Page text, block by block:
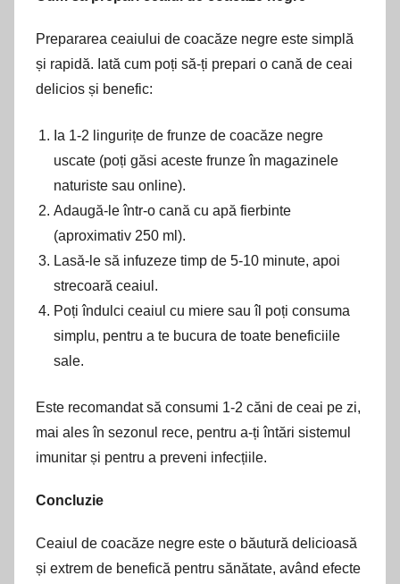
Prepararea ceaiului de coacăze negre este simplă
și rapidă. Iată cum poți să-ți prepari o cană de ceai
delicios și benefic:
Ia 1-2 lingurițe de frunze de coacăze negre
uscate (poți găsi aceste frunze în magazinele
naturiste sau online).
Adaugă-le într-o cană cu apă fierbinte
(aproximativ 250 ml).
Lasă-le să infuzeze timp de 5-10 minute, apoi
strecoară ceaiul.
Poți îndulci ceaiul cu miere sau îl poți consuma
simplu, pentru a te bucura de toate beneficiile
sale.
Este recomandat să consumi 1-2 căni de ceai pe zi,
mai ales în sezonul rece, pentru a-ți întări sistemul
imunitar și pentru a preveni infecțiile.
Concluzie
Ceaiul de coacăze negre este o băutură delicioasă
și extrem de benefică pentru sănătate, având efecte